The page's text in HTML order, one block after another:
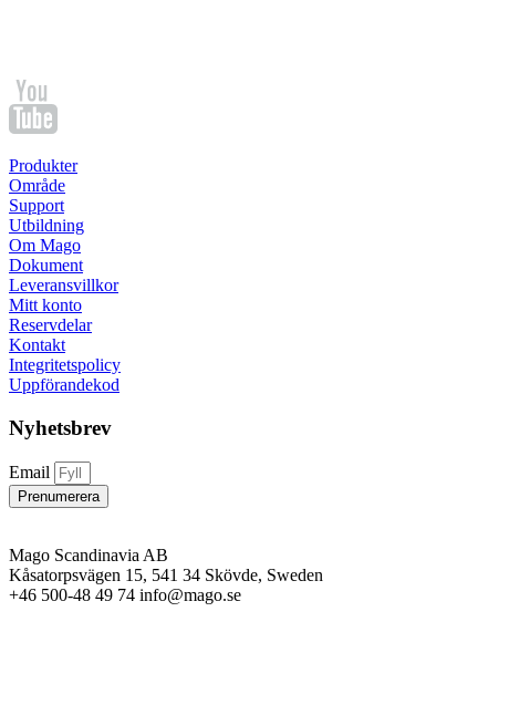
Produkter
Område
Support
Utbildning
Om Mago
Dokument
Leveransvillkor
Mitt konto
Reservdelar
Kontakt
Integritetspolicy
Uppförandekod
Nyhetsbrev
Email
Prenumerera
Mago Scandinavia AB
Kåsatorpsvägen 15, 541 34 Skövde, Sweden
+46 500-48 49 74 info@mago.se